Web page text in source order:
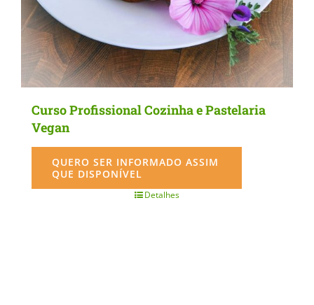
the
product
page
Curso Profissional Cozinha e Pastelaria
Vegan
QUERO SER INFORMADO ASSIM
QUE DISPONÍVEL
Detalhes